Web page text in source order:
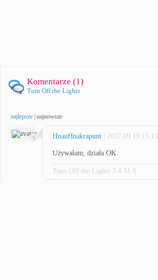
Komentarze (1)
Turn Off the Lights
najlepsze najnowsze
HnauHnakrapunt | 2017.09.19 15:13
Używałam, działa OK.
Turn Off the Lights 3.4.31.0